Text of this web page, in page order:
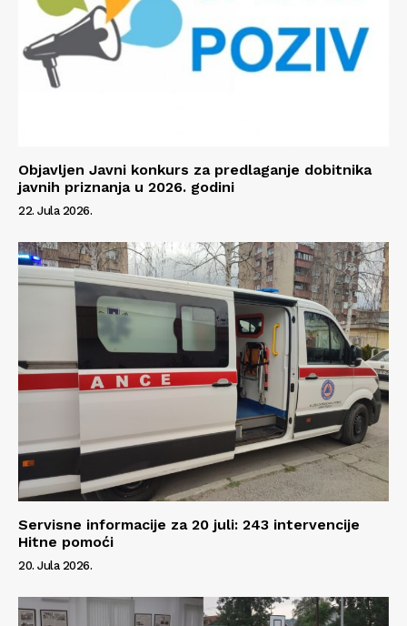
Info
Impressum
Objavljen Javni konkurs za predlaganje dobitnika
javnih priznanja u 2026. godini
22. Jula 2026.
Servisne informacije za 20 juli: 243 intervencije
Hitne pomoći
20. Jula 2026.